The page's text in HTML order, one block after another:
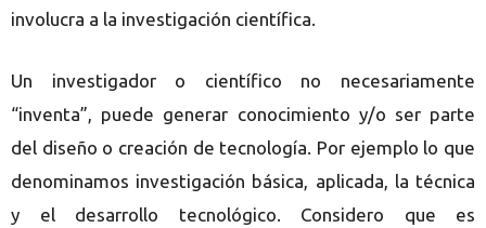
involucra a la investigación científica.
Un investigador o científico no necesariamente
“inventa”, puede generar conocimiento y/o ser parte
del diseño o creación de tecnología. Por ejemplo lo que
denominamos investigación básica, aplicada, la técnica
y el desarrollo tecnológico. Considero que es